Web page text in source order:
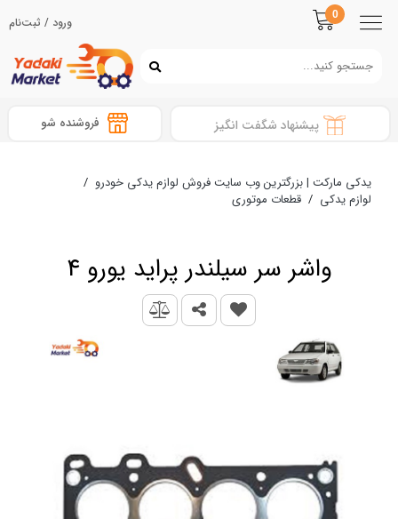
0 ورود / ثبت‌نام
پیشنهاد شگفت انگیز فروشنده شو
یدکی مارکت | بزرگترین وب سایت فروش لوازم یدکی خودرو /
لوازم یدکی / قطعات موتوری
واشر سر سیلندر پراید یورو 4